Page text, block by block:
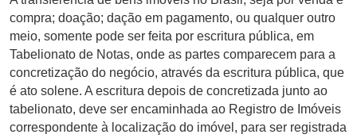
compra; doação; dação em pagamento, ou qualquer outro
meio, somente pode ser feita por escritura pública, em
Tabelionato de Notas, onde as partes comparecem para a
concretização do negócio, através da escritura pública, que
é ato solene. A escritura depois de concretizada junto ao
tabelionato, deve ser encaminhada ao Registro de Imóveis
correspondente à localização do imóvel, para ser registrada